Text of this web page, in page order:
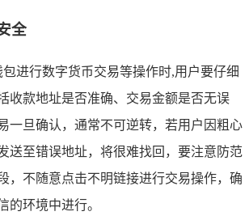
全
包进行数字货币交易等操作时,用户要仔细
收款地址是否准确、交易金额是否无误
一旦确认，通常不可逆转，若用户因粗心
送至错误地址，将很难找回，要注意防范
，不随意点击不明链接进行交易操作，确
的环境中进行。